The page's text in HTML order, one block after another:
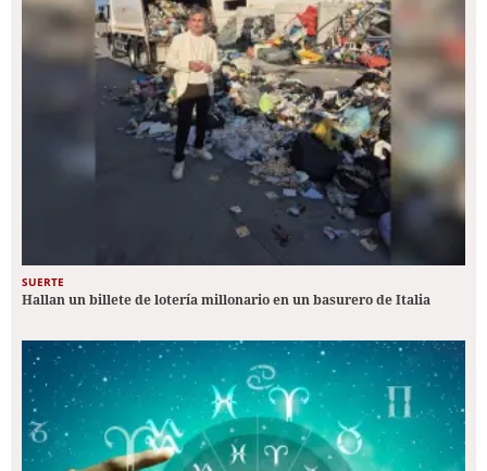
SUERTE
Hallan un billete de lotería millonario en un basurero de Italia